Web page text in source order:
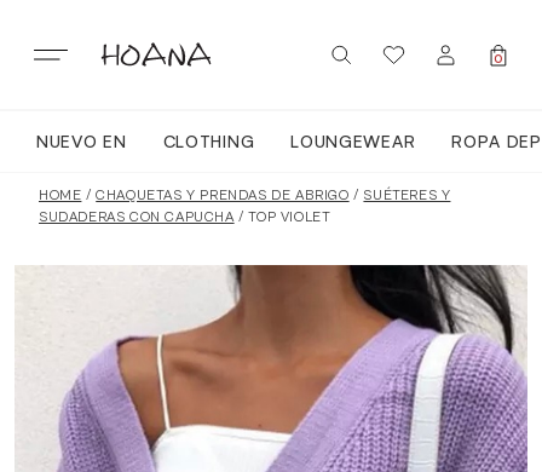
content
SIGN IN / REGISTER
0
NUEVO EN CLOTHING LOUNGEWEAR ROPA
TODA LA ROPA
LOUNGEWEAR
ROPA DEPORTIVA
HOME /CHAQUETAS Y PRENDAS DE ABRIGO / SUÉTERES Y
SUDADERAS CON CAPUCHA/ TOP VIOLET